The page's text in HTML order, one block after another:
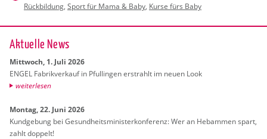
Rückbildung, Sport für Mama & Baby, Kurse fürs Baby
Ak­tu­el­le News
Mitt­woch, 1. Juli 2026
ENGEL Fa­brik­ver­kauf in Pful­lin­gen er­strahlt im neuen Look
wei­ter­le­sen
Mon­tag, 22. Juni 2026
Kund­ge­bung bei Ge­sund­heits­mi­nis­ter­kon­fe­renz: Wer an Heb­am­men spart,
zahlt dop­pelt!